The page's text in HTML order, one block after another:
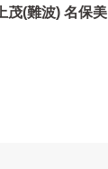
上茂(難波) 名保美